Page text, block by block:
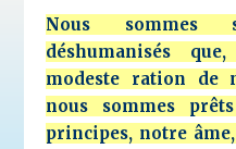
Nous sommes
déshumanisés
modeste ration de
nous sommes
principes, notre